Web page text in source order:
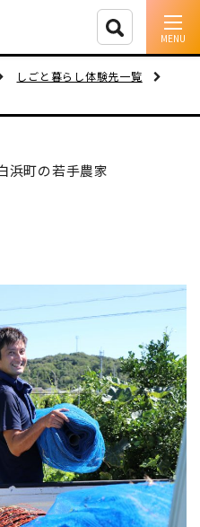
ト情報
援
う
を探す
インタビュー
こし協力隊
しごと暮らし体験先一覧
浜町の若手農家